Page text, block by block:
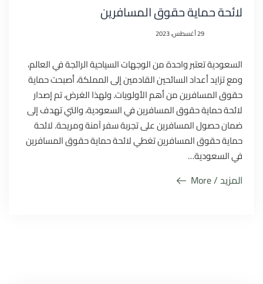
لائحة حماية حقوق المسافرين
29 أغسطس، 2023
السعودية تعتبر واحدة من الوجهات السياحية الرائجة في العالم،
ومع تزايد أعداد السائحين القادمين إلى المملكة، أصبحت حماية
حقوق المسافرين من أهم الأولويات. ولهذا الغرض، تم إصدار
لائحة حماية حقوق المسافرين في السعودية، والتي تهدف إلى
ضمان حصول المسافرين على تجربة سفر آمنة ومريحة. لائحة
حماية حقوق المسافرين تغطي لائحة حماية حقوق المسافرين
في السعودية…
المزيد / More